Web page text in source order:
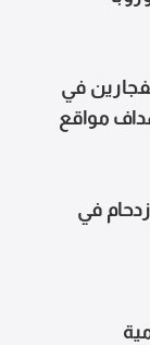
في
مواقع
في